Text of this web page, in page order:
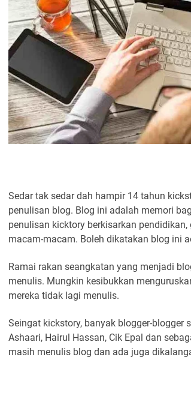
Sedar tak sedar dah hampir 14 tahun
penulisan blog. Blog ini adalah memori
penulisan kicktory berkisarkan
macam-macam. Boleh dikatakan blog ini
Ramai rakan seangkatan yang menjadi
menulis. Mungkin kesibukkan
mereka tidak lagi menulis.
Seingat kickstory, banyak blogger-blogger
Ashaari, Hairul Hassan, Cik Epal dan
masih menulis blog dan ada juga